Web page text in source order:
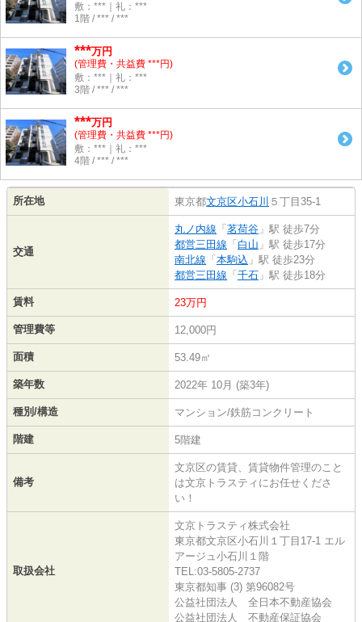
敷：***｜礼：***
1階 / *** / ***
***万円
(管理費・共益費 ***円)
敷：***｜礼：***
3階 / *** / ***
***万円
(管理費・共益費 ***円)
敷：***｜礼：***
4階 / *** / ***
所在地 東京都文京区小石川 ５丁目35-1
交通
丸ノ内線 「 茗荷谷 」駅 徒歩7分
都営三田線 「 白山 」駅 徒歩17分
南北線 「 本駒込 」駅 徒歩23分
都営三田線 「 千石 」駅 徒歩18分
賃料 23万円
管理費等 12,000円
面積 53.49㎡
築年数 2022年 10月 (築3年)
種別/構造 マンション/鉄筋コンクリート
階建 5階建
備考
文京区の賃貸、賃貸物件管理のこと
は文京トラスティにお任せくださ
い！
取扱会社
文京トラスティ株式会社
東京都文京区小石川１丁目17-1 エル
アージュ小石川１階
TEL:03-5805-2737
東京都知事 (3) 第96082号
公益社団法人 全日本不動産協会
公益社団法人 不動産保証協会